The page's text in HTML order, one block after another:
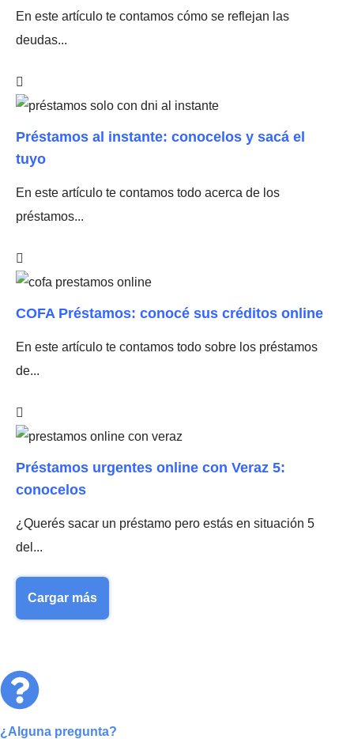
En este artículo te contamos cómo se reflejan las
deudas...
Préstamos al instante: conocelos y sacá el
tuyo
En este artículo te contamos todo acerca de los
préstamos...
COFA Préstamos: conocé sus créditos online
En este artículo te contamos todo sobre los préstamos
de...
Préstamos urgentes online con Veraz 5:
conocelos
¿Querés sacar un préstamo pero estás en situación 5
del...
Cargar más
¿Alguna pregunta?